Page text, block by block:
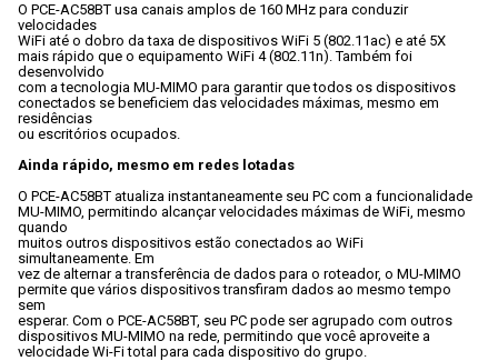
O PCE-AC58BT usa canais amplos de 160 MHz para conduzir
velocidades
WiFi até o dobro da taxa de dispositivos WiFi 5 (802.11ac) e até 5X
mais rápido que o equipamento WiFi 4 (802.11n). Também foi
desenvolvido
com a tecnologia MU-MIMO para garantir que todos os dispositivos
conectados se beneficiem das velocidades máximas, mesmo em
residências
ou escritórios ocupados.
Ainda rápido, mesmo em redes lotadas
O PCE-AC58BT atualiza instantaneamente seu PC com a funcionalidade
MU-MIMO, permitindo alcançar velocidades máximas de WiFi, mesmo
quando
muitos outros dispositivos estão conectados ao WiFi
simultaneamente. Em
vez de alternar a transferência de dados para o roteador, o MU-MIMO
permite que vários dispositivos transfiram dados ao mesmo tempo
sem
esperar. Com o PCE-AC58BT, seu PC pode ser agrupado com outros
dispositivos MU-MIMO na rede, permitindo que você aproveite a
velocidade Wi-Fi total para cada dispositivo do grupo.